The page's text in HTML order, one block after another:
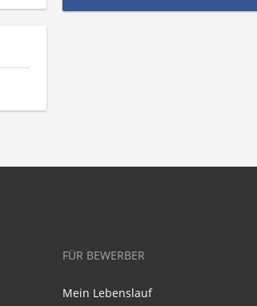
FÜR BEWERBER
Mein Lebenslauf